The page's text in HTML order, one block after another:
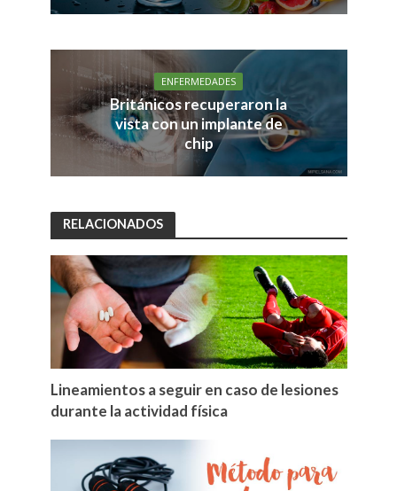
ENFERMEDADES
Británicos recuperaron la
vista con un implante de
chip
RELACIONADOS
Lineamientos a seguir en caso de lesiones
durante la actividad física